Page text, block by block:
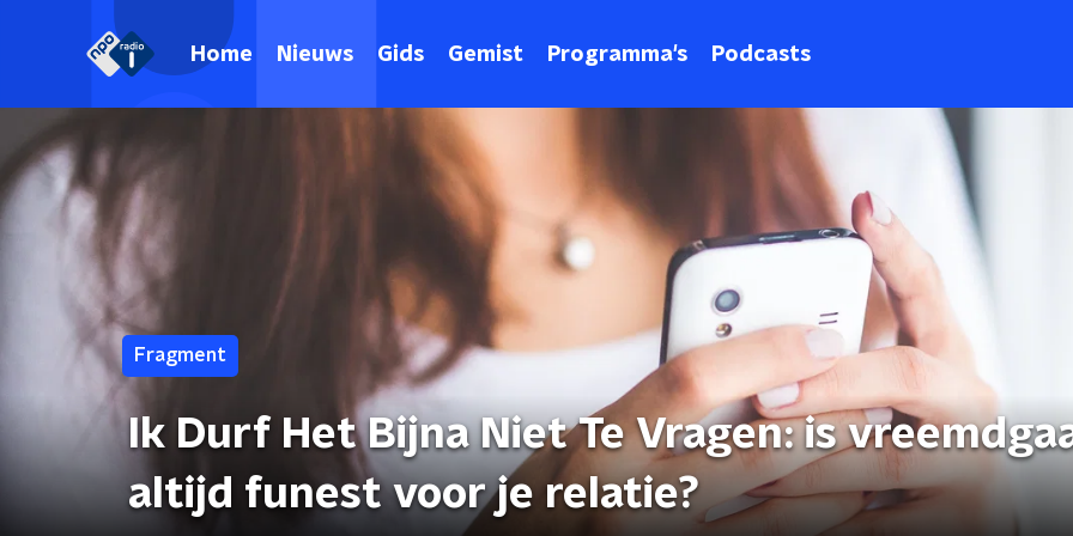
Home Nieuws Gids Gemist Programma's Podcasts
Fragment
Ik Durf Het Bijna Niet Te Vragen: is
altijd funest voor je relatie?